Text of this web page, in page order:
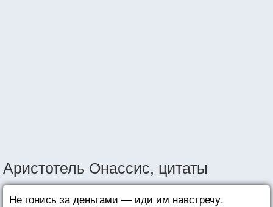
Аристотель Онассис, цитаты
Не гонись за деньгами — иди им навстречу.